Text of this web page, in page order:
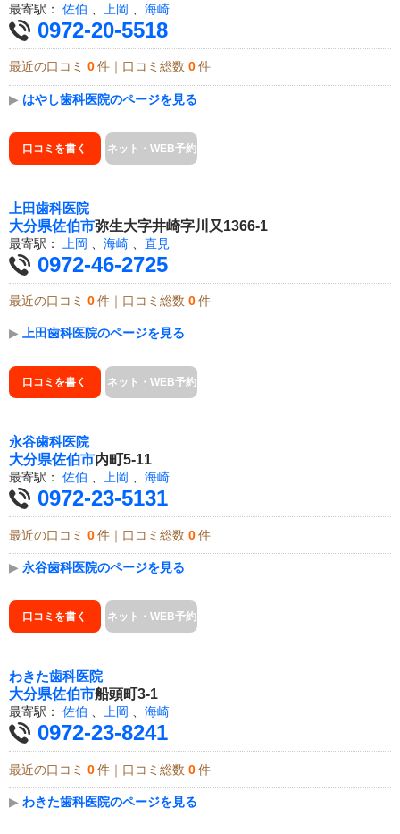
最寄駅： 佐伯 上岡 海崎
0972-20-5518
最近の口コミ 0 件｜口コミ総数 0 件
▶ はやし歯科医院のページを見る
口コミを書く ネット・WEB予約
上田歯科医院
大分県佐伯市弥生大字井崎字川又1366-1
最寄駅： 上岡 海崎 直見
0972-46-2725
最近の口コミ 0 件｜口コミ総数 0 件
▶ 上田歯科医院のページを見る
口コミを書く ネット・WEB予約
永谷歯科医院
大分県佐伯市内町5-11
最寄駅： 佐伯 、 上岡 、 海崎
0972-23-5131
最近の口コミ 0 件｜口コミ総数 0 件
▶ 永谷歯科医院のページを見る
口コミを書く ネット・WEB予約
わきた歯科医院
大分県佐伯市船頭町3-1
最寄駅： 佐伯 上岡 海崎
0972-23-8241
最近の口コミ 0 件｜口コミ総数 0 件
▶ わきた歯科医院のページを見る